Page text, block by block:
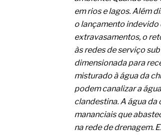
melhora o
O
O
As
A próxima
A IA
ficou ainda
em rios e lagos. Além
o lançamento indevido
extravasamentos, o
às redes de serviço
dimensionada para
misturado à água da
podem canalizar a
clandestina. A água
mananciais que
na rede de drenagem.